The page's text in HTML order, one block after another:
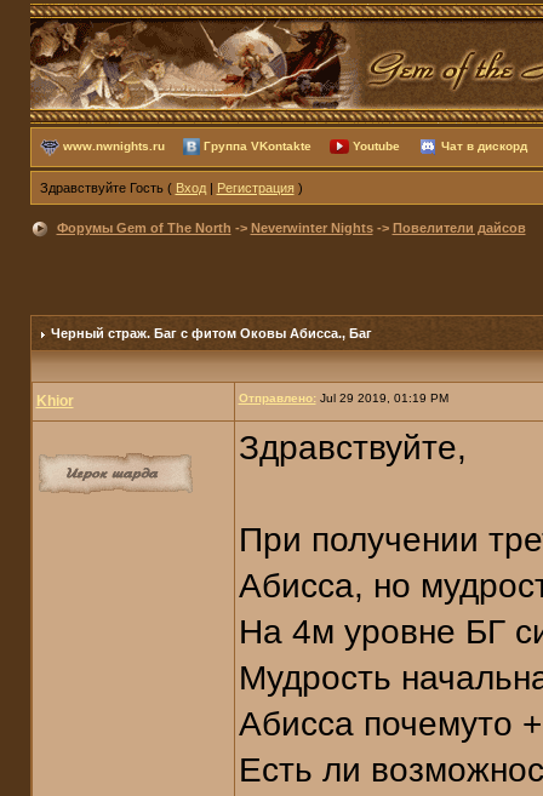
www.nwnights.ru Группа VKontakte Youtube Чат в дискорд
Здравствуйте Гость ( Вход| Регистрация)
Форумы Gem of The North -> Neverwinter Nights-> Повелители дайсов
Черный страж. Баг с фитом Оковы Абисса., Баг
Khior Отправлено:Jul 29 2019, 01:19 PM
Здравствуйте,
При получении
Абисса, но
На 4м уровне БГ
Мудрость
Абисса почемуто
Есть ли